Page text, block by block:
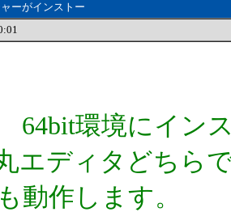
ーがインストー
64bit環境にイン
エディタどちら
動作します。